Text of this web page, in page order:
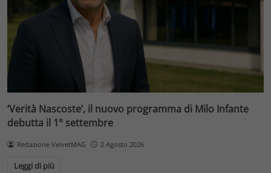
‘Verità Nascoste’, il nuovo programma di Milo Infante
debutta il 1° settembre
Redazione VelvetMAG 2 Agosto 2026
Leggi di più